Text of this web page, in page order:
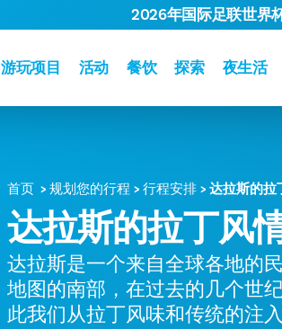
游玩项目 活动 餐饮 探索 夜生活
2026年国际足联世界
首页 规划您的行程 行程安排 达拉斯的拉
达拉斯的拉丁风
达拉斯是一个来自全球各地的
地图的南部，在过去的几个世
此我们从拉丁风味和传统的注入